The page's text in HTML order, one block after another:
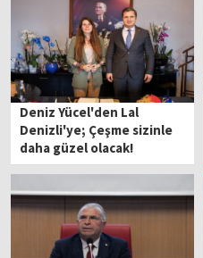
Deniz Yücel'den Lal
Denizli'ye; Çeşme sizinle
daha güzel olacak!